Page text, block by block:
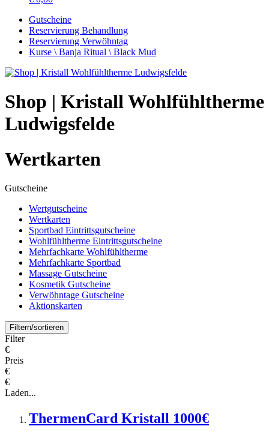
Gutscheine
Reservierung Behandlung
Reservierung Verwöhntag
Kurse \ Banja Ritual \ Black Mud
Shop | Kristall Wohlfühltherme
Ludwigsfelde
Wertkarten
Gutscheine
Wertgutscheine
Wertkarten
Sportbad Eintrittsgutscheine
Wohlfühltherme Eintrittsgutscheine
Mehrfachkarte Wohlfühltherme
Mehrfachkarte Sportbad
Massage Gutscheine
Kosmetik Gutscheine
Verwöhntage Gutscheine
Aktionskarten
Filtern/sortieren
Filter
€
Preis
€
€
Laden...
ThermenCard Kristall 1000€